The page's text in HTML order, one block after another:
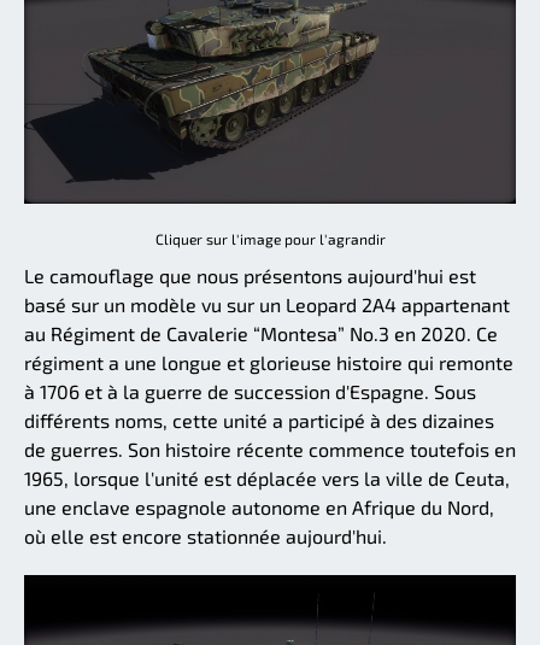
Cliquer sur l'image pour l'agrandir
Le camouflage que nous présentons aujourd'hui est
basé sur un modèle vu sur un Leopard 2A4 appartenant
au Régiment de Cavalerie “Montesa” No.3 en 2020. Ce
régiment a une longue et glorieuse histoire qui remonte
à 1706 et à la guerre de succession d'Espagne. Sous
différents noms, cette unité a participé à des dizaines
de guerres. Son histoire récente commence toutefois en
1965, lorsque l'unité est déplacée vers la ville de Ceuta,
une enclave espagnole autonome en Afrique du Nord,
où elle est encore stationnée aujourd'hui.